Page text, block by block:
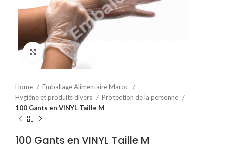
Agrandir
Home
Emballage Alimentaire Maroc
Hygiène et produits divers
Protection de la personne
100 Gants en VINYL Taille M
100 Gants en VINYL Taille M